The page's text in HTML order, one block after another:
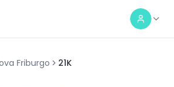
Friburgo 21K